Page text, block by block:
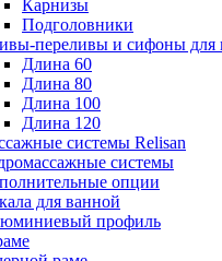
Карнизы
Подголовники
переливы и сифоны для
Длина 60
Длина 80
Длина 100
Длина 120
системы Relisan
системы
опции
для ванной
профиль